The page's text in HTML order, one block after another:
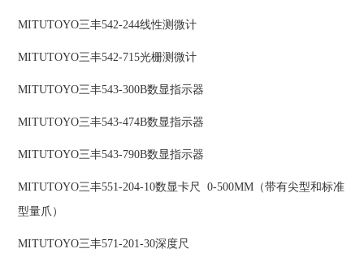
MITUTOYO三丰542-244线性测微计
MITUTOYO三丰542-715光栅测微计
MITUTOYO三丰543-300B数显指示器
MITUTOYO三丰543-474B数显指示器
MITUTOYO三丰543-790B数显指示器
MITUTOYO三丰551-204-10数显卡尺 0-500MM（带有尖型和标准
型量爪）
MITUTOYO三丰571-201-30深度尺